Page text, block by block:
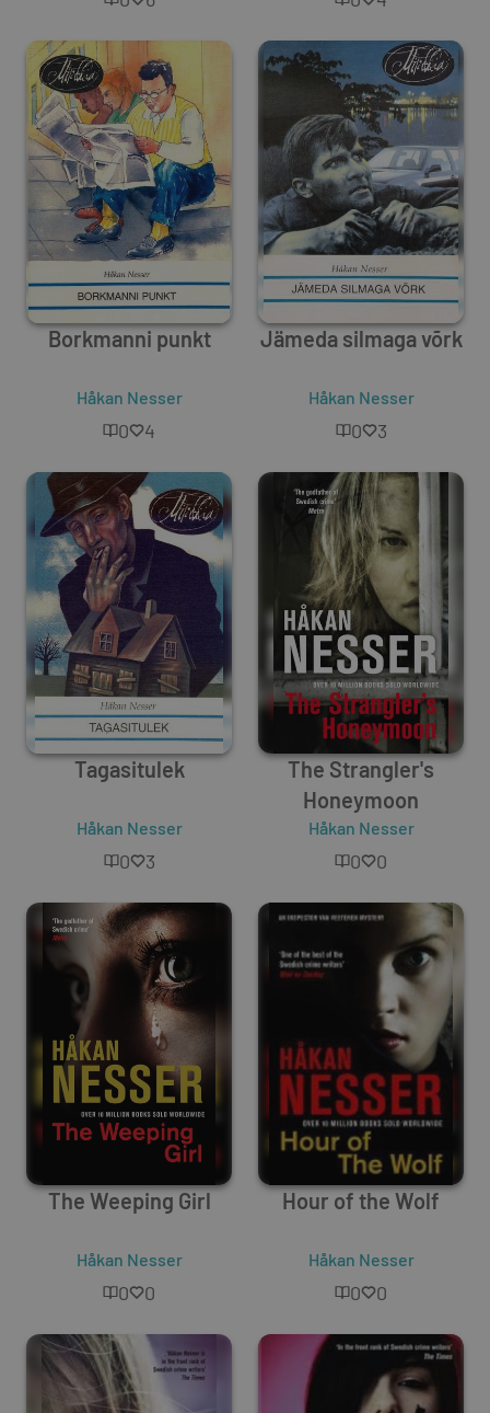
Borkmanni punkt
Håkan Nesser
0 4
Jämeda silmaga võrk
Håkan Nesser
0 3
Tagasitulek
Håkan Nesser
0 3
The Strangler's
Honeymoon
Håkan Nesser
0 0
The Weeping Girl
Håkan Nesser
0 0
Hour of the Wolf
Håkan Nesser
0 0